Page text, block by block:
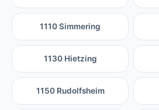
1110 Simmering
1130 Hietzing
1150 Rudolfsheim